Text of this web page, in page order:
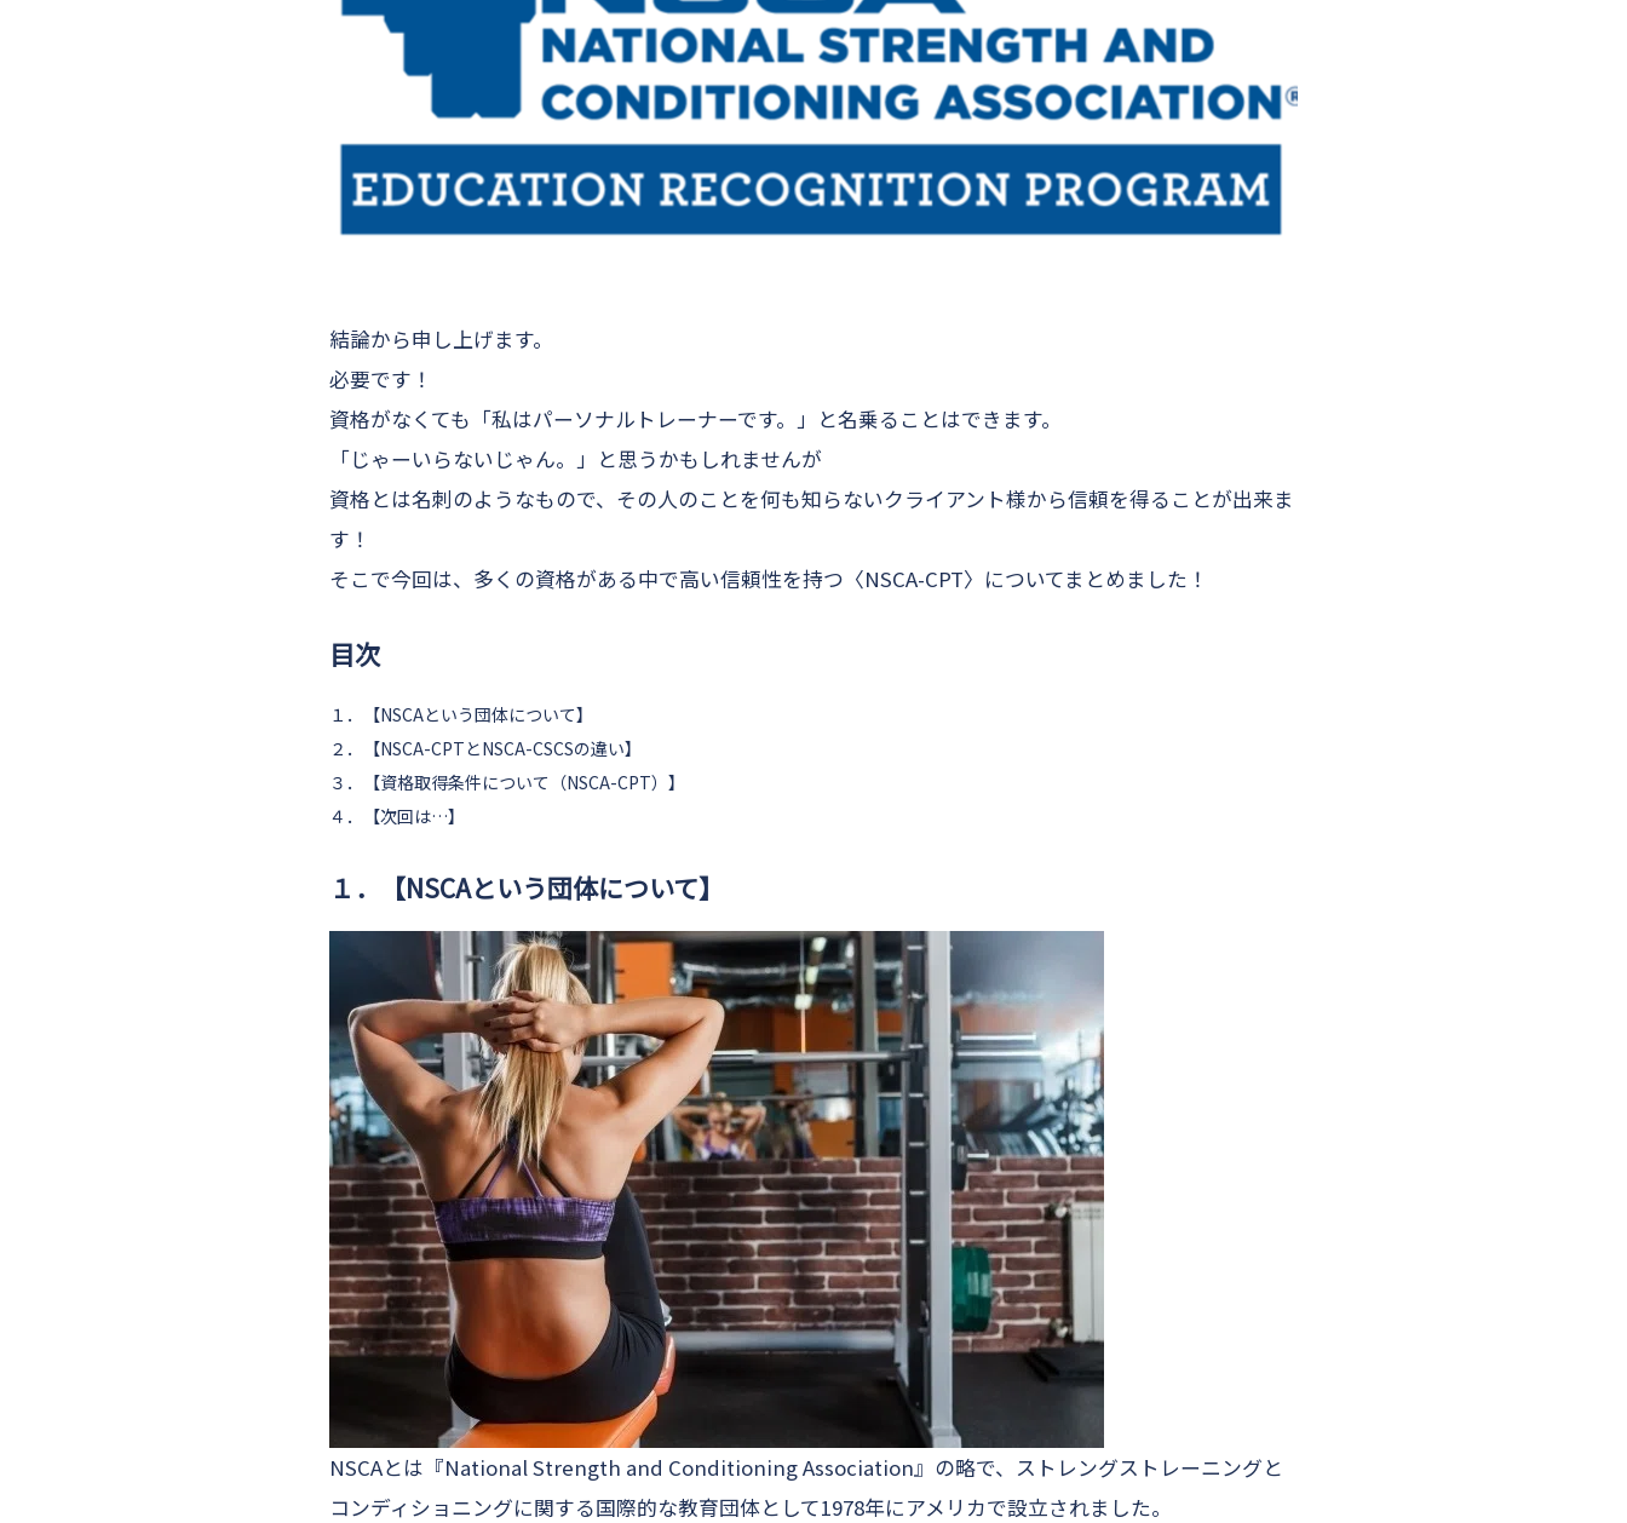
結論から申し上げます。
必要です！
資格がなくても「私はパーソナルトレーナーです。」と名乗ることはできます。
「じゃーいらないじゃん。」と思うかもしれませんが
資格とは名刺のようなもので、その人のことを何も知らないクライアント様から信頼を得ることが出来ま
す！
そこで今回は、多くの資格がある中で高い信頼性を持つ〈NSCA-CPT〉についてまとめました！
目次
１．【NSCAという団体について】
２．【NSCA-CPTとNSCA-CSCSの違い】
３．【資格取得条件について（NSCA-CPT）】
４．【次回は…】
１．【NSCAという団体について】
NSCAとは『National Strength and Conditioning Association』の略で、ストレングストレーニングと
コンディショニングに関する国際的な教育団体として1978年にアメリカで設立されました。